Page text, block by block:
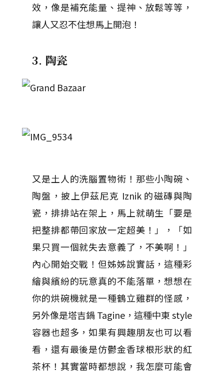
效，像是補充能量、提神、放鬆等等，
讓人又忍不住想馬上開泡！
3. 陶瓷
又是土人的洗腦置物術！那些小陶碗、
陶盤，披上伊茲尼克 Iznik 的磁磚與陶
瓷，排排站在架上，馬上就萌生「要是
把整排都帶回家放一定超美！」，「如
果只買一個就失去意義了，不美啊！」
內心開始交戰！但姊姊說實話，這種彩
繪與繽紛的玩意真的不能落單，想想在
你的烘碗機就是一種鶴立雞群的怪感，
另外像是塔吉鍋 Tagine，這種中東 style
容器也超多，如果有興趣朋友也可以看
看，還有最後是仿鬱金香球根形狀的紅
茶杯！其實當時都想說，我怎麼可能會